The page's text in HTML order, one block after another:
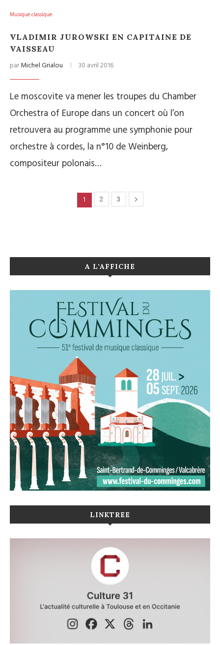
Musique classique
VLADIMIR JUROWSKI EN CAPITAINE DE
VAISSEAU
parMichel Grialou 30 avril 2016
Le moscovite va mener les troupes du Chamber
Orchestra of Europe dans un concert où l’on
retrouvera au programme une symphonie pour
orchestre à cordes, la n°10 de Weinberg,
compositeur polonais…
1 2 3
A L’AFFICHE
LINKTREE